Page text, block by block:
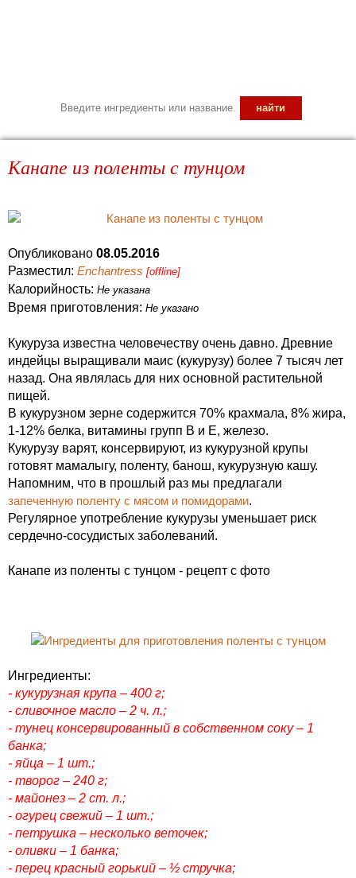
Канапе из поленты с тунцом
Опубликовано 08.05.2016
Разместил: Enchantress [offline]
Калорийность: Не указана
Время приготовления: Не указано
Кукуруза известна человечеству очень давно. Древние
индейцы выращивали маис (кукурузу) более 7 тысяч лет
назад. Она являлась для них основной растительной
пищей.
В кукурузном зерне содержится 70% крахмала, 8% жира,
1-12% белка, витамины групп В и Е, железо.
Кукурузу варят, консервируют, из кукурузной крупы
готовят мамалыгу, поленту, банош, кукурузную кашу.
Напомним, что в прошлый раз мы предлагали
запеченную поленту с мясом и помидорами.
Регулярное употребление кукурузы уменьшает риск
сердечно-сосудистых заболеваний.
Канапе из поленты с тунцом - рецепт с фото
Ингредиенты:
- кукурузная крупа – 400 г;
- сливочное масло – 2 ч. л.;
- тунец консервированный в собственном соку – 1
банка;
- яйца – 1 шт.;
- творог – 240 г;
- майонез – 2 ст. л.;
- огурец свежий – 1 шт.;
- петрушка – несколько веточек;
- оливки – 1 банка;
- перец красный горький – ½ стручка;